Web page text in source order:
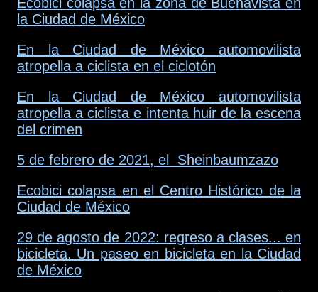
la Ciudad de México
En la Ciudad de México automovilista
atropella a ciclista en el ciclotón
En la Ciudad de México automovilista
atropella a ciclista e intenta huir de la escena
del crimen
5 de febrero de 2021, el Sheinbaumzazo
Ecobici colapsa en el Centro Histórico de la
Ciudad de México
29 de agosto de 2022: regreso a clases... en
bicicleta. Un paseo en bicicleta en la Ciudad
de México